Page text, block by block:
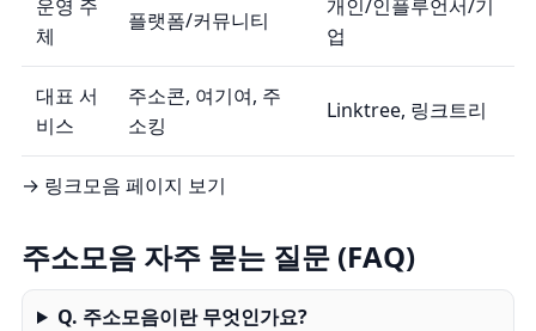
운영 주
체
플랫폼/커뮤니티
개인/인플루언서/기
업
대표 서
비스
주소콘, 여기여, 주
소킹
Linktree, 링크트리
→ 링크모음 페이지 보기
주소모음 자주 묻는 질문 (FAQ)
Q. 주소모음이란 무엇인가요?